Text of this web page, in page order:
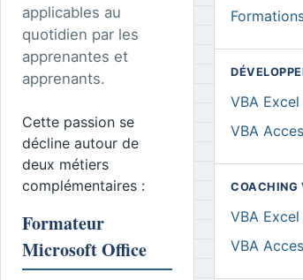
applicables au
quotidien par les
apprenantes et
apprenants.
Cette passion se
décline autour de
deux métiers
complémentaires :
Formateur
Microsoft Office
VBA Excel
VBA
COACHING
VBA Excel
VBA